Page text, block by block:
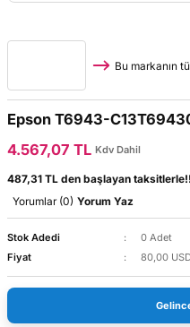
Bu markanın
Epson T6943-
4.567,07 TL Kdv Dahil
487,31 TL den başlayan taksitlerle!!
Yorumlar (0) Yorum Yaz
Stok Adedi
0 Adet
Fiyat
80,00